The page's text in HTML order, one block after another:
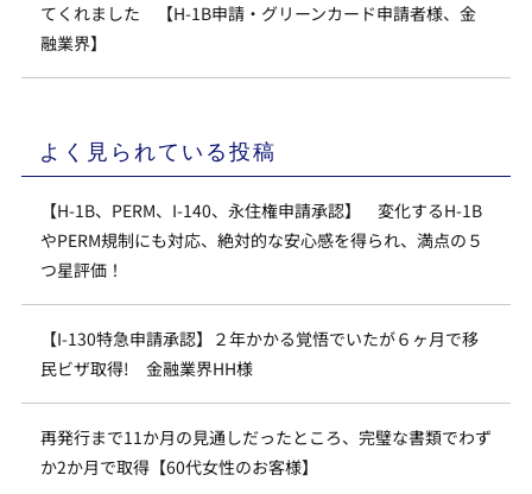
てくれました 【H-1B申請・グリーンカード申請者様、金
融業界】
よく見られている投稿
【H-1B、PERM、I-140、永住権申請承認】 変化するH-1B
やPERM規制にも対応、絶対的な安心感を得られ、満点の５
つ星評価！
【I-130特急申請承認】２年かかる覚悟でいたが６ヶ月で移
民ビザ取得! 金融業界HH様
再発行まで11か月の見通しだったところ、完璧な書類でわず
か2か月で取得【60代女性のお客様】